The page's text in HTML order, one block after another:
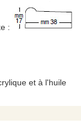
:
et à l'huile